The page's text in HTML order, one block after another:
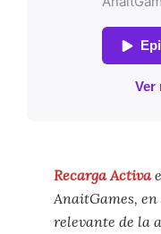
Recarga Activa
AnaitGames,
relevante de la